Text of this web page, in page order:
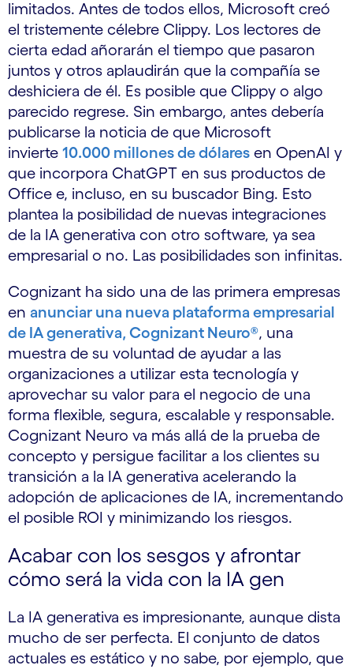
limitados. Antes de todos ellos, Microsoft creó
el tristemente célebre Clippy. Los lectores de
cierta edad añorarán el tiempo que pasaron
juntos y otros aplaudirán que la compañía se
deshiciera de él. Es posible que Clippy o algo
parecido regrese. Sin embargo, antes debería
publicarse la noticia de que Microsoft
invierte 10.000 millones de dólares en OpenAI y
que incorpora ChatGPT en sus productos de
Office e, incluso, en su buscador Bing. Esto
plantea la posibilidad de nuevas integraciones
de la IA generativa con otro software, ya sea
empresarial o no. Las posibilidades son infinitas.
Cognizant ha sido una de las primera empresas
en anunciar una nueva plataforma empresarial
de IA generativa, Cognizant Neuro®️, una
muestra de su voluntad de ayudar a las
organizaciones a utilizar esta tecnología y
aprovechar su valor para el negocio de una
forma flexible, segura, escalable y responsable.
Cognizant Neuro va más allá de la prueba de
concepto y persigue facilitar a los clientes su
transición a la IA generativa acelerando la
adopción de aplicaciones de IA, incrementando
el posible ROI y minimizando los riesgos.
Acabar con los sesgos y afrontar
cómo será la vida con la IA gen
La IA generativa es impresionante, aunque dista
mucho de ser perfecta. El conjunto de datos
actuales es estático y no sabe, por ejemplo, que